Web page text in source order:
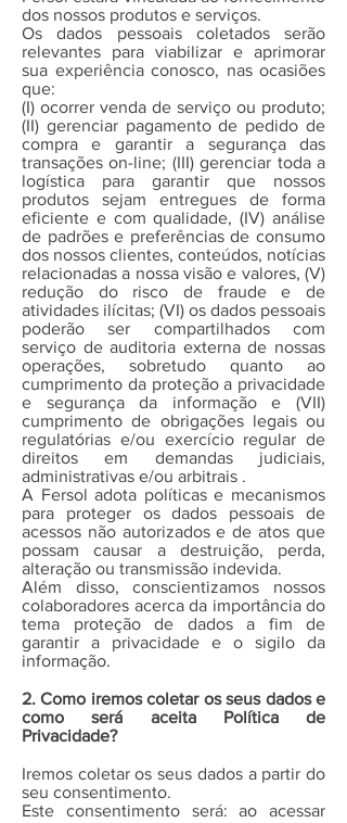
dos nossos produtos e serviços.
Os dados pessoais coletados serão
relevantes para viabilizar e aprimorar
sua experiência conosco, nas ocasiões
que:
(I) ocorrer venda de serviço ou produto;
(II) gerenciar pagamento de pedido de
compra e garantir a segurança das
transações on-line; (III) gerenciar toda a
logística para garantir que nossos
produtos sejam entregues de forma
eficiente e com qualidade, (IV) análise
de padrões e preferências de consumo
dos nossos clientes, conteúdos, notícias
relacionadas a nossa visão e valores, (V)
redução do risco de fraude e de
atividades ilícitas; (VI) os dados pessoais
poderão ser compartilhados com
serviço de auditoria externa de nossas
operações, sobretudo quanto ao
cumprimento da proteção a privacidade
e segurança da informação e (VII)
cumprimento de obrigações legais ou
regulatórias e/ou exercício regular de
direitos em demandas judiciais,
administrativas e/ou arbitrais .
A Fersol adota políticas e mecanismos
para proteger os dados pessoais de
acessos não autorizados e de atos que
possam causar a destruição, perda,
alteração ou transmissão indevida.
Além disso, conscientizamos nossos
colaboradores acerca da importância do
tema proteção de dados a fim de
garantir a privacidade e o sigilo da
informação.
2. Como iremos coletar os seus dados e
como será aceita Política de
Privacidade?
Iremos coletar os seus dados a partir do
seu consentimento.
Este consentimento será: ao acessar